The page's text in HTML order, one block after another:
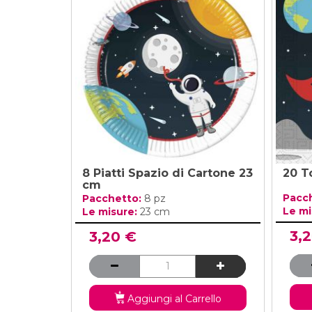
Vedi di Più
Compleanno
Compleanno
Compleanno
Ritmica
Compleanno
Compleanno
Vedi di Più
Vedi di Più
8 Piatti Spazio di Cartone 23
cm
Pacchetto: 8 pz
Le misure: 23 cm
3,20 €
Aggiungi al Carrello
20
Le